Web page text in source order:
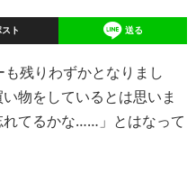
スト 送る
残りわずかとなりまし
物をしているとは思いま
てるかな……」とはなって